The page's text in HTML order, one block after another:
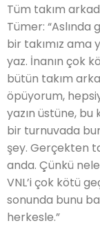
Tüm takım
Tümer:
bir takımız ama
yaz. İnanın çok
bütün takım
öpüyorum,
yazın üstüne,
bir turnuvada
şey. Gerçekten
anda. Çünkü
VNL’i çok kötü
sonunda bunu
herkesle.”